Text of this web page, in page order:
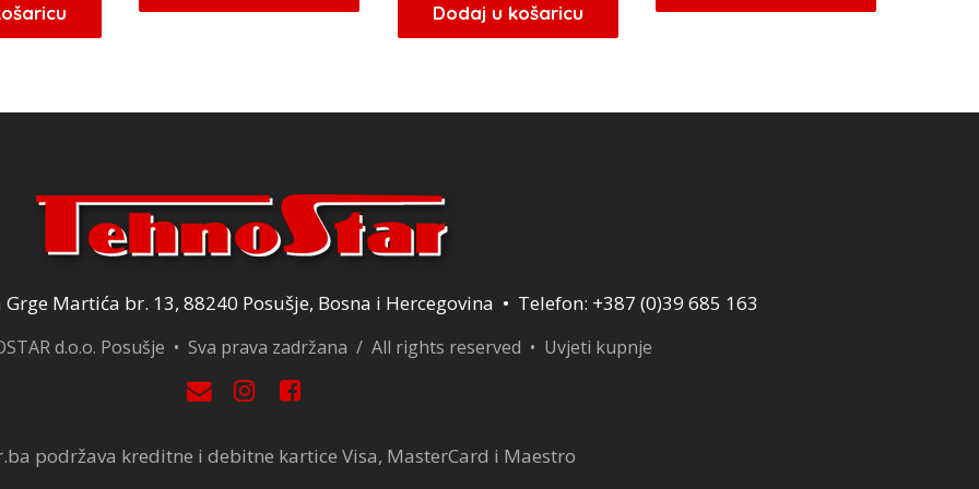
je:
24,65 KM.
je:
27,20 KM.
bila
je:
199,75 KM.
Dodaj u košaricu
je:
23,80 KM.
Grge Martića br. 13, 88240 Posušje, Bosna i Hercegovina • Telefon: +387 (0)39 685 163
d.o.o. Posušje • Sva prava zadržana / All rights reserved • Uvjeti kupnje
podržava kreditne i debitne kartice Visa, MasterCard i Maestro